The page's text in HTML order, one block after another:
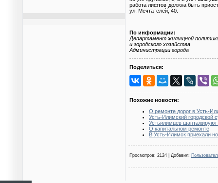
работа лифтов должна быть
ул. Мечтателей, 40.
По информации:
Департамент жилищной
и городского хозяйства
Администрации города
Поделиться:
Похожие новости:
О ремонте дорог в Усть-
Усть-Илимский городской
Устьилимцев
О капитальном ремонте
В Усть-Илимск приехали
Просмотров: 2124 | Добавил: